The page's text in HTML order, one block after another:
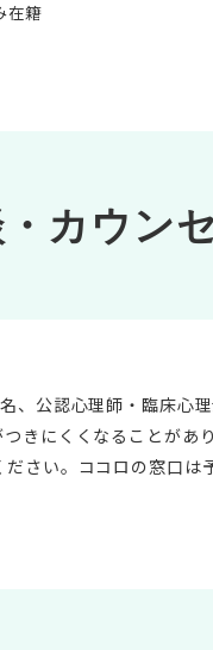
在籍
カウン
、公認心理師・臨床
きにくくなることが
さい。ココロの窓口